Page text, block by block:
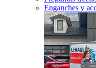
Enganches y